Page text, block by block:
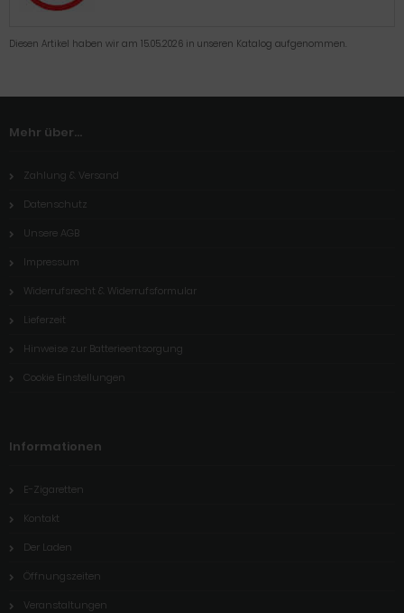
Diesen Artikel haben wir am 15.05.2026 in unseren Katalog aufgenommen.
Mehr über...
Zahlung & Versand
Datenschutz
Unsere AGB
Impressum
Widerrufsrecht & Widerrufsformular
Lieferzeit
Hinweise zur Batterieentsorgung
Cookie Einstellungen
Informationen
E-Zigaretten
Kontakt
Der Laden
Öffnungszeiten
Veranstaltungen